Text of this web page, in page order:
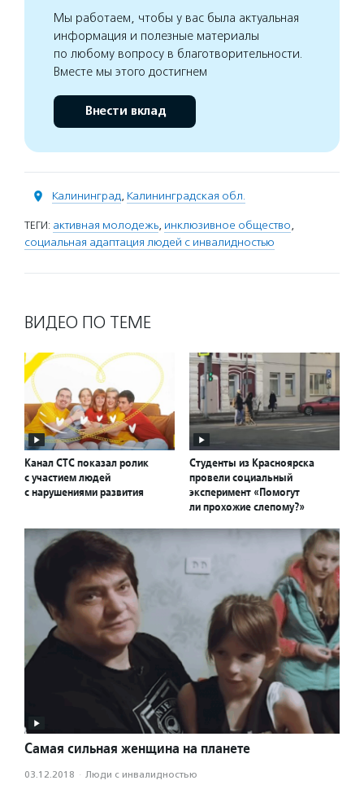
Мы работаем, чтобы у вас была актуальная
информация и полезные материалы
по любому вопросу в благотворительности.
Вместе мы этого достигнем
Внести вклад
Калининград, Калининградская обл.
ТЕГИ: активная молодежь, инклюзивное общество,
социальная адаптация людей с инвалидностью
ВИДЕО ПО ТЕМЕ
Канал СТС показал ролик
с участием людей
с нарушениями развития
Студенты из Красноярска
провели социальный
эксперимент «Помогут
ли прохожие слепому?»
Самая сильная женщина на планете
03.12.2018 · Люди с инвалидностью